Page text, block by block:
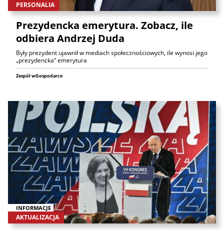
PERSONALIA
Prezydencka emerytura. Zobacz, ile
odbiera Andrzej Duda
Były prezydent ujawnił w mediach społecznościowych, ile wynosi jego
„prezydencka” emerytura
Zespół wGospodarce
INFORMACJE
AKTUALIZACJA